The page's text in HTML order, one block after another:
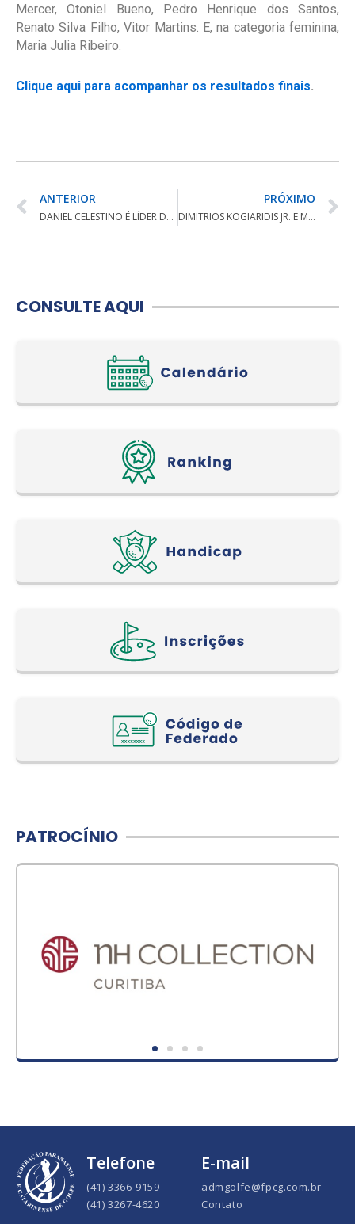
Mercer, Otoniel Bueno, Pedro Henrique dos Santos,
Renato Silva Filho, Vitor Martins. E, na categoria feminina,
Maria Julia Ribeiro.
Clique aqui para acompanhar os resultados finais.
ANTERIOR
DANIEL CELESTINO É LÍDER DO TOUR NACIONAL JUVENIL BRASÍLIA
PRÓXIMO
DIMITRIOS KOGIARIDIS JR. E MARIA CRISTINA SÃO CAMPEÕES DO XVI ABERTO DO ALPHAVILLE
CONSULTE AQUI
PATROCÍNIO
Telefone
(41) 3366-9159
(41) 3267-4620
E-mail
admgolfe@fpcg.com.br
Contato